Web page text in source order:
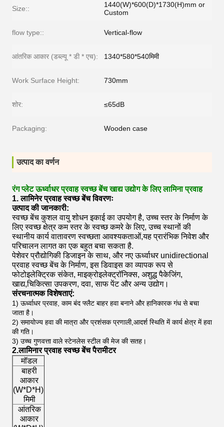
Size::
1440(W)*600(D)*1730(H)mm or
Custom
flow type:: Vertical-flow
आंतरिक आकार (डब्ल्यू * डी * एच): 1340*580*540मिमी
Work Surface Height: 730mm
शोर: ≤65dB
Packaging: Wooden case
उत्पाद का वर्णन
रंग प्लेट ऊर्ध्वाधर प्रवाह स्वच्छ बेंच खाद्य उद्योग के लिए लामिना प्रवाह
1. लामिनेर प्रवाह स्वच्छ बेंच विवरणः
उत्पाद की जानकारी:
स्वच्छ बेंच कुशल वायु शोधन इकाई का उपयोग है, उच्च स्तर के निर्माण के
लिए स्वच्छ क्षेत्र कम स्तर के स्वच्छ कमरे के लिए, उच्च स्थानों की
स्थानीय कार्य वातावरण स्वच्छता आवश्यकताओं,यह प्रारंभिक निवेश और
परिचालन लागत का एक बहुत बचा सकता है.
पेशेवर प्रौद्योगिकी डिजाइन के साथ, और नए ऊर्ध्वाधर unidirectional
प्रवाह स्वच्छ बेंच के निर्माण, इस डिवाइस का व्यापक रूप से
फोटोइलेक्ट्रिक संकेत, माइक्रोइलेक्ट्रॉनिक्स, अशुद्ध पैकेजिंग,
खाद्य,चिकित्सा उपकरण, दवा, साफ पेंट और अन्य उद्योग।
संरचनात्मक विशेषताएं:
1) ऊर्ध्वाधर प्रवाह, काम बंद फ्लैट बाहर हवा बनाने और हानिकारक गंध से बचा
जाता है।
2) समायोज्य हवा की मात्रा और प्रशंसक प्रणाली,आदर्श स्थिति में कार्य क्षेत्र में हवा
की गति।
3) उच्च गुणवत्ता वाले स्टेनलेस स्टील की मेज की सतह।
2.लामिनार प्रवाह स्वच्छ बेंच पैरामीटर
मॉडल
बाहरी
आकार
(W*D*H),
मिमी
आंतरिक
आकार